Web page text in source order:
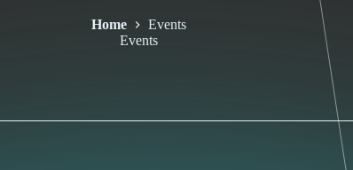
Home
Events
Events